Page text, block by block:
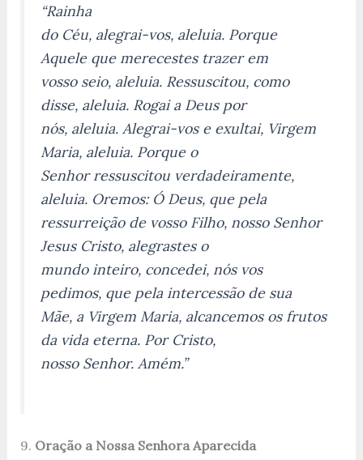
“Rainha
do Céu, alegrai-vos, aleluia. Porque
Aquele que merecestes trazer em
vosso seio, aleluia. Ressuscitou, como
disse, aleluia. Rogai a Deus por
nós, aleluia. Alegrai-vos e exultai, Virgem
Maria, aleluia. Porque o
Senhor ressuscitou verdadeiramente,
aleluia. Oremos: Ó Deus, que pela
ressurreição de vosso Filho, nosso Senhor
Jesus Cristo, alegrastes o
mundo inteiro, concedei, nós vos
pedimos, que pela intercessão de sua
Mãe, a Virgem Maria, alcancemos os frutos
da vida eterna. Por Cristo,
nosso Senhor. Amém.”
9. Oração a Nossa Senhora Aparecida